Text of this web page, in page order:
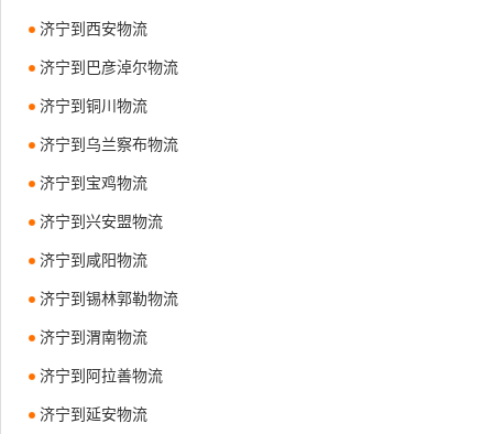
济宁到西安物流
济宁到巴彦淖尔物流
济宁到铜川物流
济宁到乌兰察布物流
济宁到宝鸡物流
济宁到兴安盟物流
济宁到咸阳物流
济宁到锡林郭勒物流
济宁到渭南物流
济宁到阿拉善物流
济宁到延安物流